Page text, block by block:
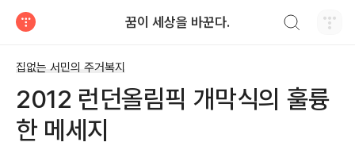
꿈이 세상을 바꾼다.
집없는 서민의 주거복지
2012 런던올림픽 개막식의 훌륭
한 메세지